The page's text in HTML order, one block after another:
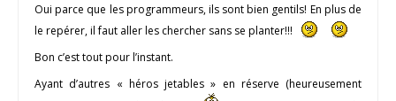
Oui parce que les programmeurs, ils sont bien gentils! En plus de
le repérer, il faut aller les chercher sans se planter!!!
Bon c’est tout pour l’instant.
Ayant d’autres « héros jetables » en réserve (heureusement